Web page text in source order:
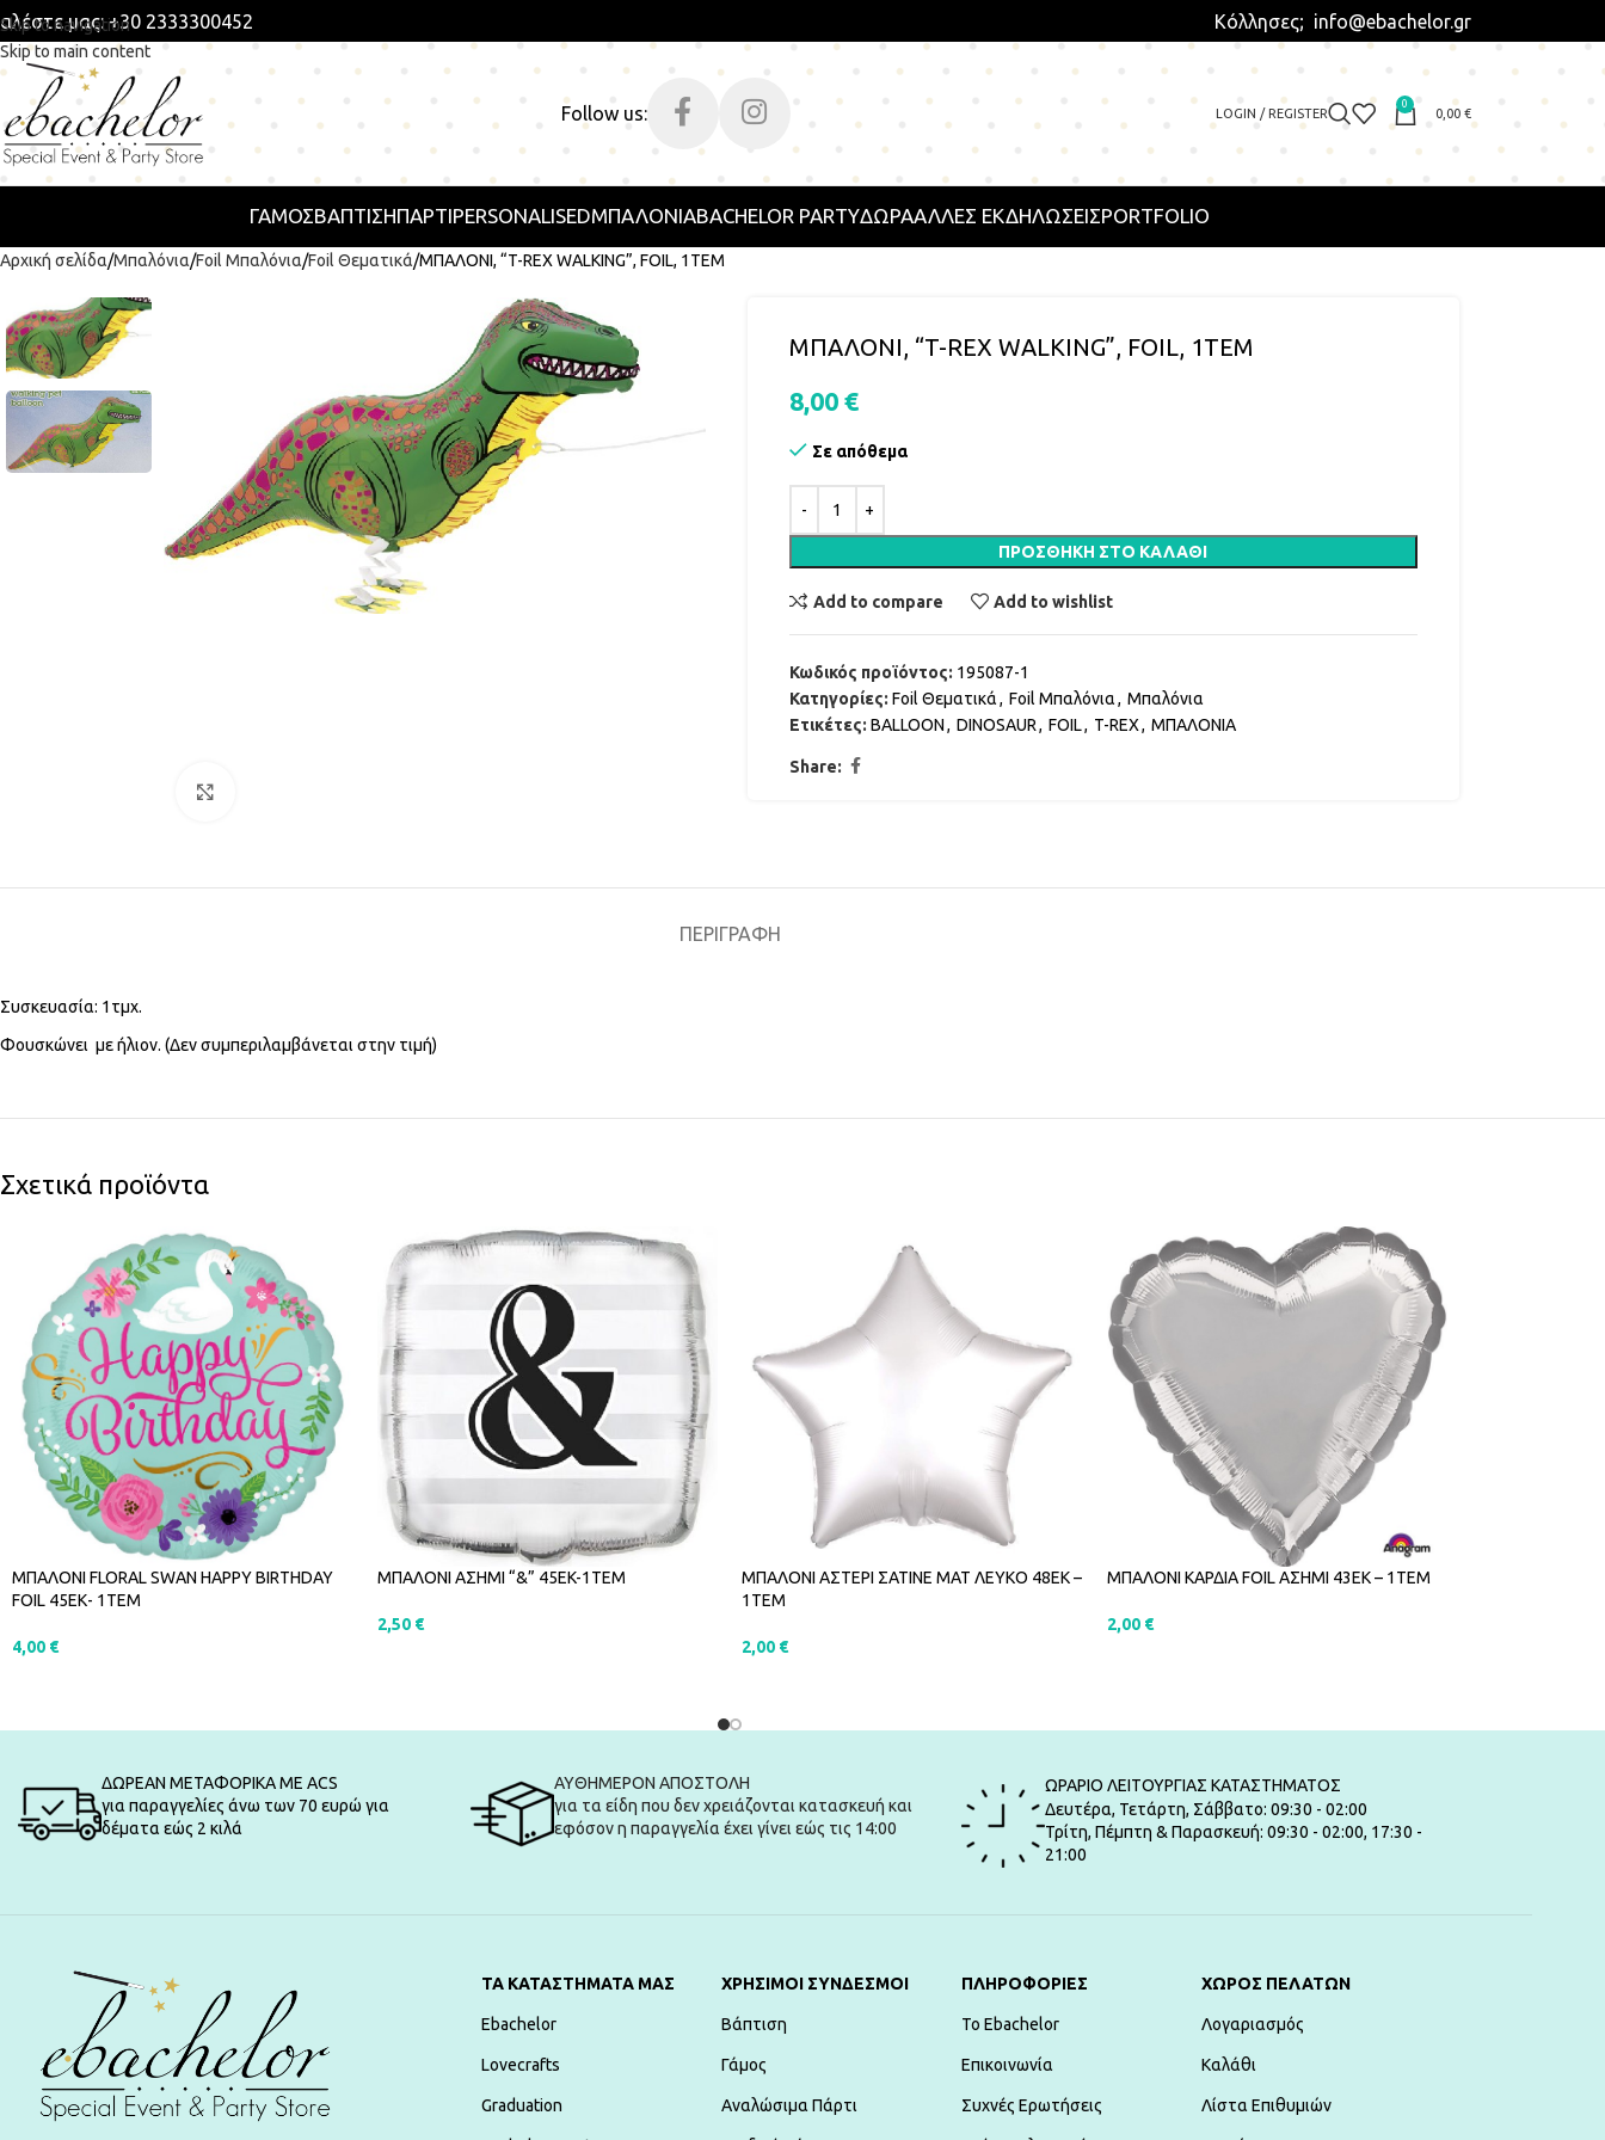
Skip to navigation
Skip to main content
μας: +30 2333300452 Κόλλησες; info@ebachelor.gr
Follow us: LOGIN / REGISTER
0
0,00 €
ΓΑΜΟΣΒΑΠΤΙΣΗΠΆΡΤΙPERSONALISEDΜΠΑΛΟΝΙΑBACHELOR PARTYΔΩΡΑΑΛΛΕΣ ΕΚΔΗΛΩΣΕΙΣPORTFOLIO
Αρχική σελίδα Μπαλόνια Foil Μπαλόνια Foil Θεματικά ΜΠΑΛΟΝΙ, “T-REX WALKING”, FOIL, 1ΤΕΜ
ΜΠΑΛΟΝΙ, “T-REX WALKING”, FOIL, 1ΤΕΜ
8,00 €
Σε απόθεμα
ΠΡΟΣΘΉΚΗ ΣΤΟ ΚΑΛΆΘΙ
Add to compare Add to wishlist
Κωδικός προϊόντος: 195087-1
Κατηγορίες: Foil Θεματικά, Foil Μπαλόνια, Μπαλόνια
Ετικέτες: BALLOON, DINOSAUR, FOIL, T-REX, ΜΠΑΛΟΝΙΑ
Share:
ΠΕΡΙΓΡΑΦΉ
Συσκευασία: 1τμχ.
Φουσκώνει με ήλιον. (Δεν συμπεριλαμβάνεται στην τιμή)
Σχετικά προϊόντα
ΜΠΑΛΟΝΙ FLORAL SWAN HAPPY BIRTHDAY
FOIL 45ΕΚ- 1ΤΕΜ
4,00 €
ΜΠΑΛΟΝΙ ΑΣΗΜΙ “&” 45EK-1ΤΕΜ
2,50 €
ΜΠΑΛΟΝΙ ΑΣΤΕΡΙ ΣΑΤΙΝΕ ΜΑΤ ΛΕΥΚΟ 48ΕΚ –
1ΤΕΜ
2,00 €
ΜΠΑΛΟΝΙ ΚΑΡΔΙΑ FOIL ΑΣΗΜΙ 43ΕΚ – 1ΤΕΜ
2,00 €
ΔΩΡΕΑΝ ΜΕΤΑΦΟΡΙΚΑ ΜΕ ACS
για παραγγελίες άνω των 70 ευρώ για
δέματα εώς 2 κιλά
ΑΥΘΗΜΕΡΟΝ ΑΠΟΣΤΟΛΗ
για τα είδη που δεν χρειάζονται κατασκευή και
εφόσον η παραγγελία έχει γίνει εώς τις 14:00
ΩΡΑΡΙΟ ΛΕΙΤΟΥΡΓΙΑΣ ΚΑΤΑΣΤΗΜΑΤΟΣ
Δευτέρα, Τετάρτη, Σάββατο: 09:30 - 02:00
Τρίτη, Πέμπτη & Παρασκευή: 09:30 - 02:00, 17:30 -
21:00
ΤΑ ΚΑΤΑΣΤΗΜΑΤΑ ΜΑΣ
Ebachelor
Lovecrafts
Graduation
ΧΡΗΣΙΜΟΙ ΣΥΝΔΕΣΜΟΙ
Βάπτιση
Γάμος
Αναλώσιμα Πάρτι
ΠΛΗΡΟΦΟΡΙΕΣ
To Ebachelor
Επικοινωνία
Συχνές Ερωτήσεις
ΧΏΡΟΣ ΠΕΛΑΤΏΝ
Λογαριασμός
Καλάθι
Λίστα Επιθυμιών